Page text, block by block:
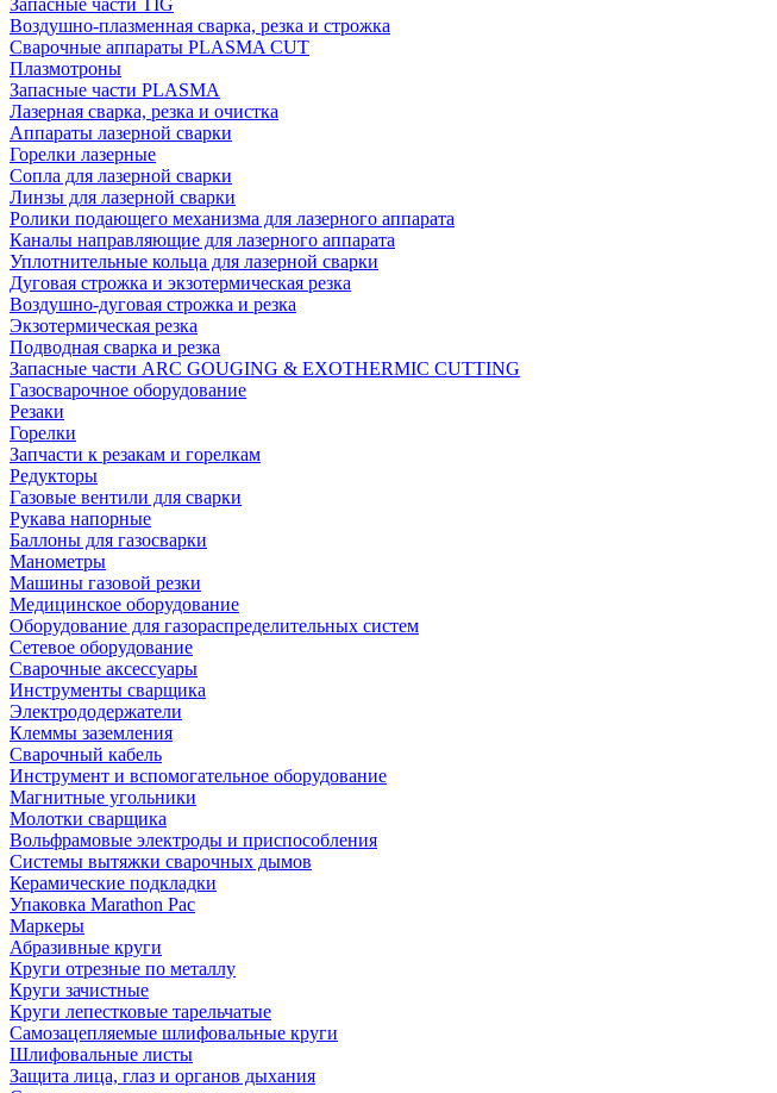
Запасные части TIG
Воздушно-плазменная сварка, резка и строжка
Сварочные аппараты PLASMA CUT
Плазмотроны
Запасные части PLASMA
Лазерная сварка, резка и очистка
Аппараты лазерной сварки
Горелки лазерные
Сопла для лазерной сварки
Линзы для лазерной сварки
Ролики подающего механизма для лазерного аппарата
Каналы направляющие для лазерного аппарата
Уплотнительные кольца для лазерной сварки
Дуговая строжка и экзотермическая резка
Воздушно-дуговая строжка и резка
Экзотермическая резка
Подводная сварка и резка
Запасные части ARC GOUGING & EXOTHERMIC CUTTING
Газосварочное оборудование
Резаки
Горелки
Запчасти к резакам и горелкам
Редукторы
Газовые вентили для сварки
Рукава напорные
Баллоны для газосварки
Манометры
Машины газовой резки
Медицинское оборудование
Оборудование для газораспределительных систем
Сетевое оборудование
Сварочные аксессуары
Инструменты сварщика
Электрододержатели
Клеммы заземления
Сварочный кабель
Инструмент и вспомогательное оборудование
Магнитные угольники
Молотки сварщика
Вольфрамовые электроды и приспособления
Системы вытяжки сварочных дымов
Керамические подкладки
Упаковка Marathon Pac
Маркеры
Абразивные круги
Круги отрезные по металлу
Круги зачистные
Круги лепестковые тарельчатые
Самозацепляемые шлифовальные круги
Шлифовальные листы
Защита лица, глаз и органов дыхания